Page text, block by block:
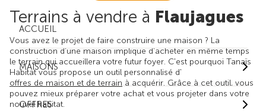
ACCUEIL
MAISONS
OFFRES
Terrains à vendre à Flaujagues
Vous avez le projet de faire construire une maison ? La
construction d'une maison implique d'acheter en même temps
le terrain qui accueillera votre futur foyer. C'est pourquoi Tanaïs
Habitat vous propose un outil personnalisé d'
offres de maison et de terrain à acquérir. Grâce à cet outil, vous
pouvez mieux préparer votre achat et vous projeter dans votre
nouvel habitat.